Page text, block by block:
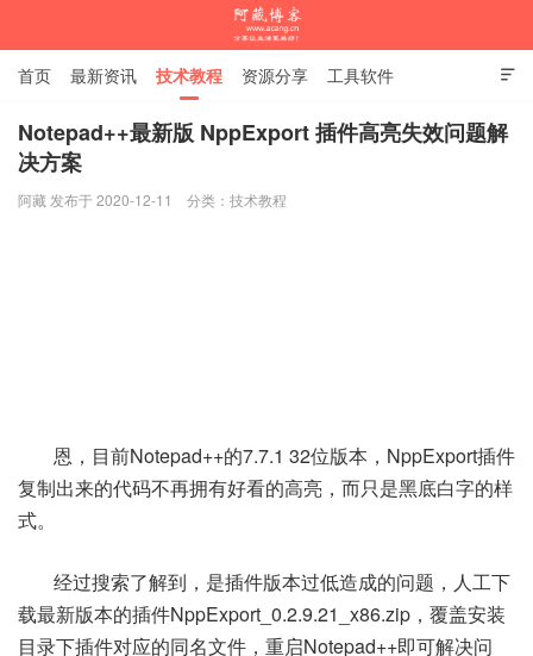
阿藏博客

首页 最新资讯 技术教程 资源分享 工具软件
杂谈随笔
Notepad++最新版 NppExport 插件高亮失效问题解
决方案
阿藏 发布于 2020-12-11 分类： 技术教程
恩，目前Notepad++的7.7.1 32位版本，NppExport插件
复制出来的代码不再拥有好看的高亮，而只是黑底白字的样
式。
经过搜索了解到，是插件版本过低造成的问题，人工下
载最新版本的插件NppExport_0.2.9.21_x86.zip，覆盖安装
目录下插件对应的同名文件，重启Notepad++即可解决问